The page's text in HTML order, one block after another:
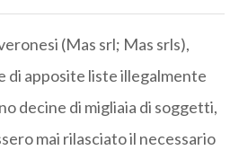
(Mas srl; Mas srls),
di apposite liste illegalmente
decine di migliaia di soggetti,
mai rilasciato il necessario